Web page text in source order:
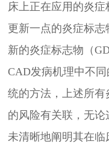
床上正在应用的炎症
更新一点的炎症标
新的炎症标志物（
CAD发病机理中不
统的方法，上述所
的风险有关联，无
未清晰地阐明其在